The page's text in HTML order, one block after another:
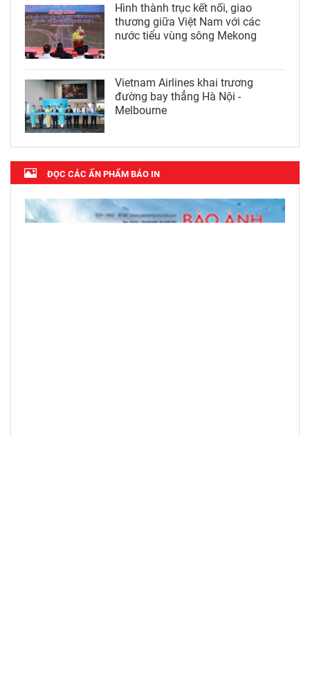
Hình thành trục kết nối, giao
thương giữa Việt Nam với các
nước tiểu vùng sông Mekong
Vietnam Airlines khai trương
đường bay thẳng Hà Nội -
Melbourne
ĐỌC CÁC ẤN PHẨM BÁO IN